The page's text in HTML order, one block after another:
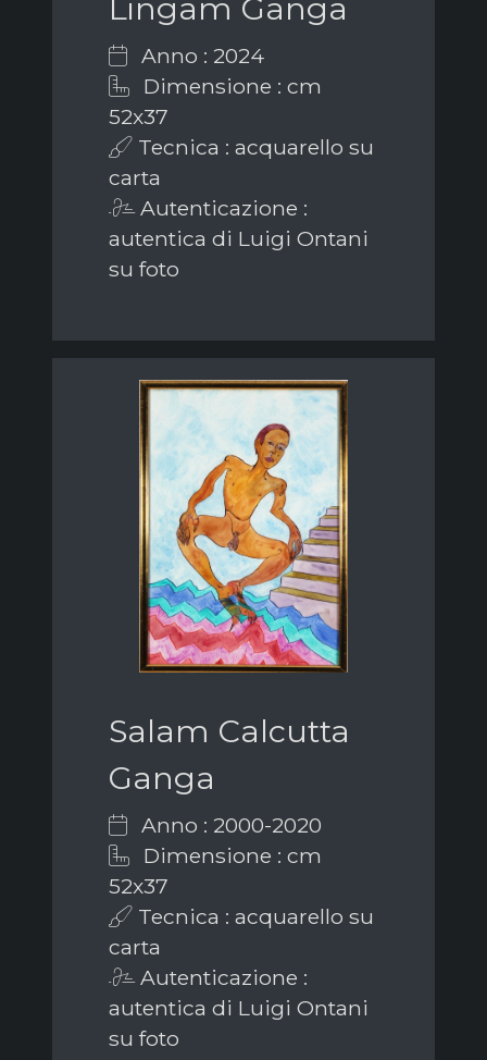
Lingam Ganga
Anno : 2024
Dimensione : cm
52x37
Tecnica : acquarello su
carta
Autenticazione :
autentica di Luigi Ontani
su foto
Salam Calcutta
Ganga
Anno : 2000-2020
Dimensione : cm
52x37
Tecnica : acquarello su
carta
Autenticazione :
autentica di Luigi Ontani
su foto